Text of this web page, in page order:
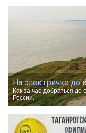
На электричке до
Как за час добраться
России.